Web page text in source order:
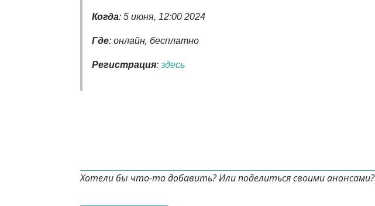
Когда: 5 июня, 12:00 2024
Где: онлайн, бесплатно
Регистрация: здесь
Хотели бы что-то добавить? Или поделиться своими анонсами?